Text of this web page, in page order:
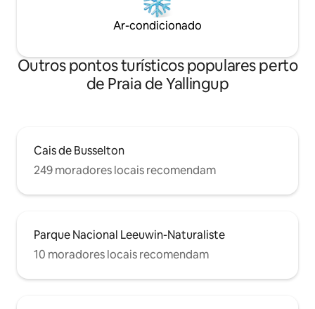
Ar-condicionado
Outros pontos turísticos populares perto
de Praia de Yallingup
Cais de Busselton
249 moradores locais recomendam
Parque Nacional Leeuwin-Naturaliste
10 moradores locais recomendam